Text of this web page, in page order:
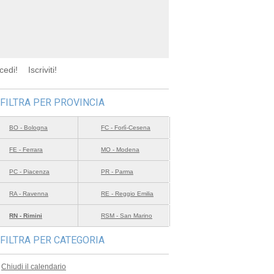
Iscriviti!
FILTRA PER PROVINCIA
BO - Bologna FC - Forlì-Cesena
FE - Ferrara MO - Modena
PC - Piacenza PR - Parma
RA - Ravenna RE - Reggio Emilia
RN - Rimini RSM - San Marino
FILTRA PER CATEGORIA
Chiudi il calendario